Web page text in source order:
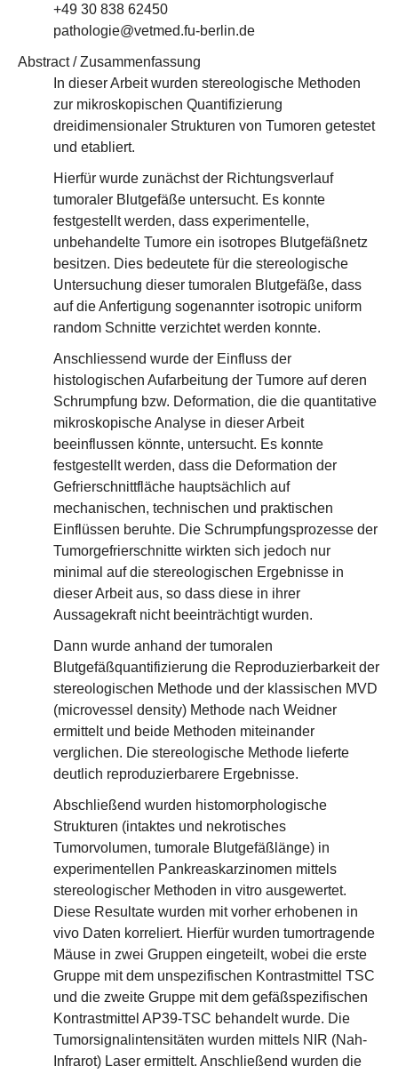
+49 30 838 62450
pathologie@vetmed.fu-berlin.de
Abstract / Zusammenfassung
In dieser Arbeit wurden stereologische Methoden
zur mikroskopischen Quantifizierung
dreidimensionaler Strukturen von Tumoren getestet
und etabliert.
Hierfür wurde zunächst der Richtungsverlauf
tumoraler Blutgefäße untersucht. Es konnte
festgestellt werden, dass experimentelle,
unbehandelte Tumore ein isotropes Blutgefäßnetz
besitzen. Dies bedeutete für die stereologische
Untersuchung dieser tumoralen Blutgefäße, dass
auf die Anfertigung sogenannter isotropic uniform
random Schnitte verzichtet werden konnte.
Anschliessend wurde der Einfluss der
histologischen Aufarbeitung der Tumore auf deren
Schrumpfung bzw. Deformation, die die quantitative
mikroskopische Analyse in dieser Arbeit
beeinflussen könnte, untersucht. Es konnte
festgestellt werden, dass die Deformation der
Gefrierschnittfläche hauptsächlich auf
mechanischen, technischen und praktischen
Einflüssen beruhte. Die Schrumpfungsprozesse der
Tumorgefrierschnitte wirkten sich jedoch nur
minimal auf die stereologischen Ergebnisse in
dieser Arbeit aus, so dass diese in ihrer
Aussagekraft nicht beeinträchtigt wurden.
Dann wurde anhand der tumoralen
Blutgefäßquantifizierung die Reproduzierbarkeit der
stereologischen Methode und der klassischen MVD
(microvessel density) Methode nach Weidner
ermittelt und beide Methoden miteinander
verglichen. Die stereologische Methode lieferte
deutlich reproduzierbarere Ergebnisse.
Abschließend wurden histomorphologische
Strukturen (intaktes und nekrotisches
Tumorvolumen, tumorale Blutgefäßlänge) in
experimentellen Pankreaskarzinomen mittels
stereologischer Methoden in vitro ausgewertet.
Diese Resultate wurden mit vorher erhobenen in
vivo Daten korreliert. Hierfür wurden tumortragende
Mäuse in zwei Gruppen eingeteilt, wobei die erste
Gruppe mit dem unspezifischen Kontrastmittel TSC
und die zweite Gruppe mit dem gefäßspezifischen
Kontrastmittel AP39-TSC behandelt wurde. Die
Tumorsignalintensitäten wurden mittels NIR (Nah-
Infrarot) Laser ermittelt. Anschließend wurden die